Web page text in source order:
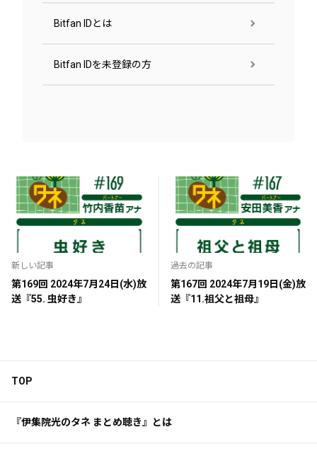
Bitfan IDとは
Bitfan IDを未登録の方
新しい記事
第169回 2024年7月24日(水)放
送『55. 虫好き』
過去の記事
第167回 2024年7月19日(金)放
送『11.祖父と祖母』
TOP
『伊集院光のタネ まとめ聴き』とは